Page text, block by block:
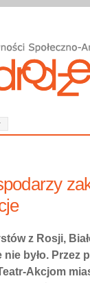
z Rosji,
nie było. Przez
Akcjom